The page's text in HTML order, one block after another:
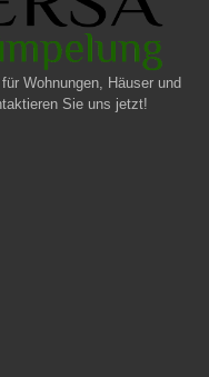
Wohnungen, Häuser und
Sie uns jetzt!